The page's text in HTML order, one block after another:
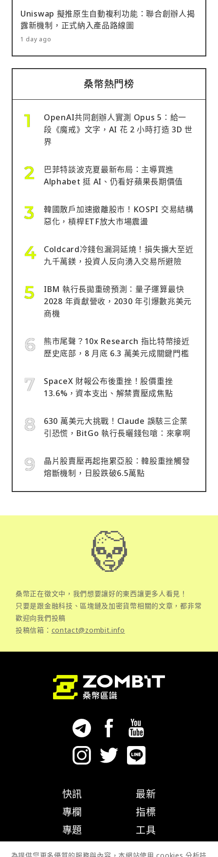
Uniswap 擬推原生自動複利功能：聯合創辦人揭
露新機制，正式納入產品路線圖
1 day ago
桑幣熱門榜
OpenAI共同創辦人實測 Opus 5：給一
段《魔戒》文字，AI 花 2 小時打造 3D 世
界
巴菲特談波克夏最新布局：主導買進
Alphabet 挺 AI、仍看好蘋果長期價值
韓國散戶加速撤離股市！KOSPI 交易結構
惡化，槓桿ETF放大市場震盪
Coldcard冷錢包漏洞延燒！損失擴大至近
九千萬鎂，投資人反向湧入交易所避險
IBM 執行長拋重磅預測：量子運算最快
2028 年貢獻營收，2030 年引爆數兆美元
商機
熊市尾聲？10x Research 指比特幣接近
歷史底部，8 月底 6.3 萬美元成關鍵門檻
SpaceX 財報公布後重挫！股價重挫
13.6%，資本支出、解禁賣壓成焦點
630 萬美元大挑戰！Claude 誤駭三企業
引恐慌，BitGo 執行長曬錢包嗆：來拿啊
晶片股賣壓再起拖累亞股：韓股重挫觸發
熔斷機制，日股跌破6.5萬點
桑幣正在徵文中，我們想要讓好的東西讓更多人看見！
只要是跟金融科技、區塊鏈及加密貨幣相關的文章，都非常
歡迎向我們投稿
投稿信箱： contact@zombit.info
快訊
專欄
專題
最新
指標
工具